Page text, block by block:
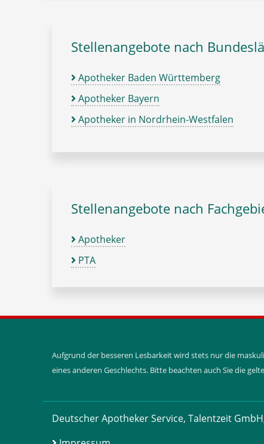
Stellenangebote nach
Apotheker Baden Württemberg
Apotheker Bayern
Apotheker in Nordrhein-Westfalen
Stellenangebote nach
Apotheker
PTA
Aufgrund der besseren Lesbarkeit wird stets nur die
eines anderen Geschlechts. Bitte beachten auch Sie die
Deutscher Apotheker Service, Talentzeit